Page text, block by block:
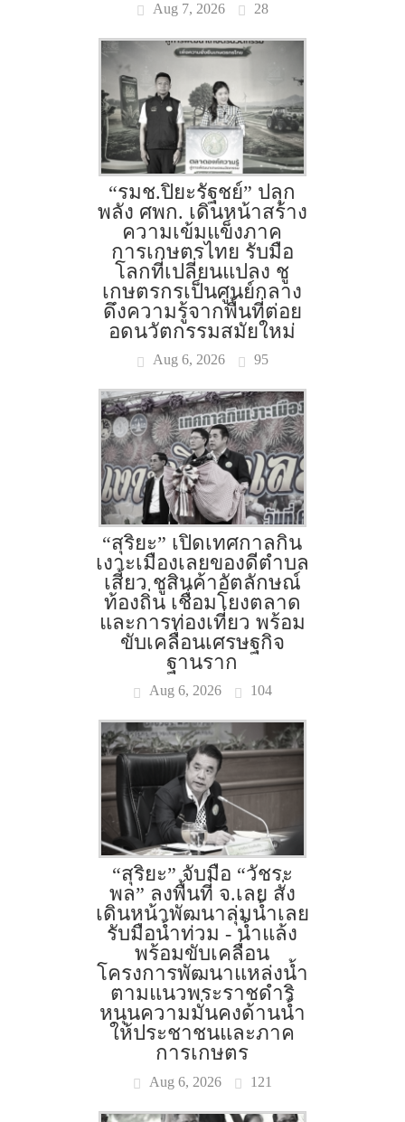
Aug 7, 2026 28
“รมช.ปิยะรัฐชย์” ปลุก
พลัง ศพก. เดินหน้าสร้าง
ความเข้มแข็งภาค
การเกษตรไทย รับมือ
โลกที่เปลี่ยนแปลง ชู
เกษตรกรเป็นศูนย์กลาง
ดึงความรู้จากพื้นที่ต่อย
อดนวัตกรรมสมัยใหม่
Aug 6, 2026 95
“สุริยะ” เปิดเทศกาลกิน
เงาะเมืองเลยของดีตำบล
เสี้ยว ชูสินค้าอัตลักษณ์
ท้องถิ่น เชื่อมโยงตลาด
และการท่องเที่ยว พร้อม
ขับเคลื่อนเศรษฐกิจ
ฐานราก
Aug 6, 2026 104
“สุริยะ” จับมือ “วัชระ
พล” ลงพื้นที่ จ.เลย สั่ง
เดินหน้าพัฒนาลุ่มน้ำเลย
รับมือน้ำท่วม - น้ำแล้ง
พร้อมขับเคลื่อน
โครงการพัฒนาแหล่งน้ำ
ตามแนวพระราชดำริ
หนุนความมั่นคงด้านน้ำ
ให้ประชาชนและภาค
การเกษตร
Aug 6, 2026 121